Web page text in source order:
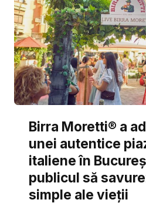
Birra Moretti® a
unei autentice
italiene în
publicul să
simple ale vieții